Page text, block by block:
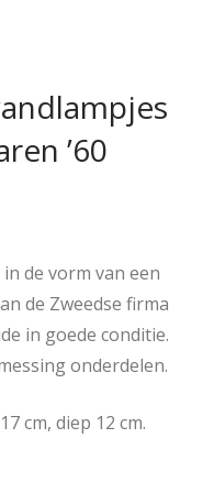
’60
de vorm van een
de Zweedse firma
in goede conditie.
onderdelen.
cm, diep 12 cm.